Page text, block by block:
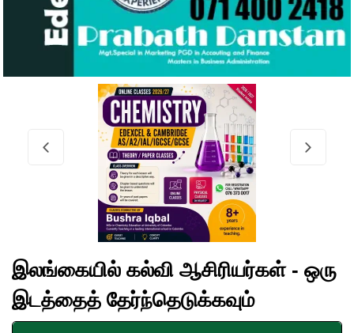
இலங்கையில் கல்வி ஆசிரியர்கள் - ஒரு
இடத்தைத் தேர்ந்தெடுக்கவும்